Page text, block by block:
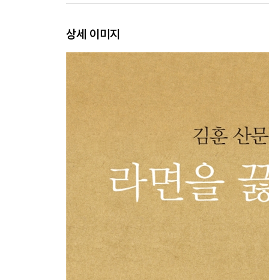
3부 몸
바다의 기별 _223
여자 3 _243
여자 7 _262
손 1 _267
손 2 _278
발 1 _283
발 2 _289
평발 _293
4부 길
상세 이미지